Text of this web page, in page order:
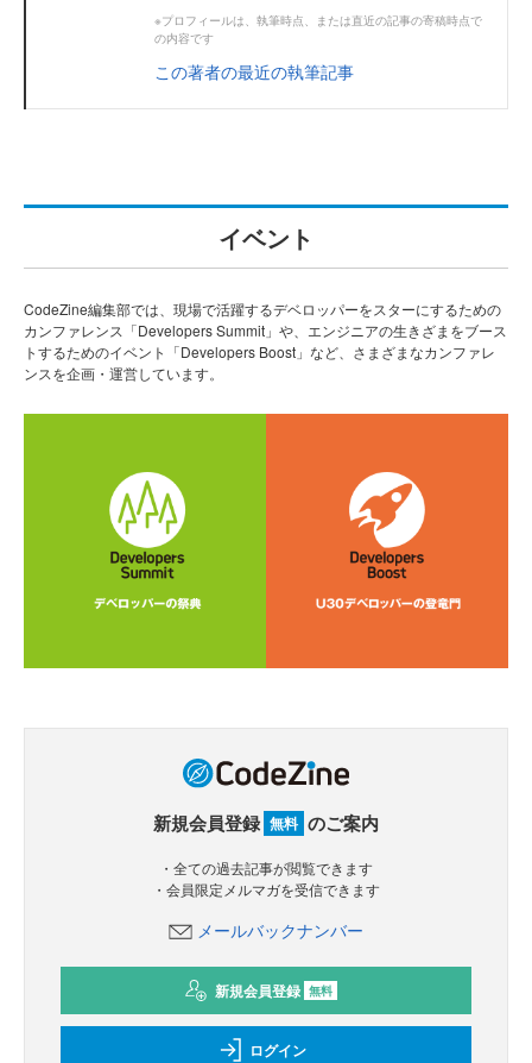
※プロフィールは、執筆時点、または直近の記事の寄稿時点で
の内容です
この著者の最近の執筆記事
イベント
CodeZine編集部では、現場で活躍するデベロッパーをスターにするための
カンファレンス「Developers Summit」や、エンジニアの生きざまをブース
トするためのイベント「Developers Boost」など、さまざまなカンファレ
ンスを企画・運営しています。
新規会員登録 無料 のご案内
・全ての過去記事が閲覧できます
・会員限定メルマガを受信できます
メールバックナンバー
新規会員登録 無料
ログイン